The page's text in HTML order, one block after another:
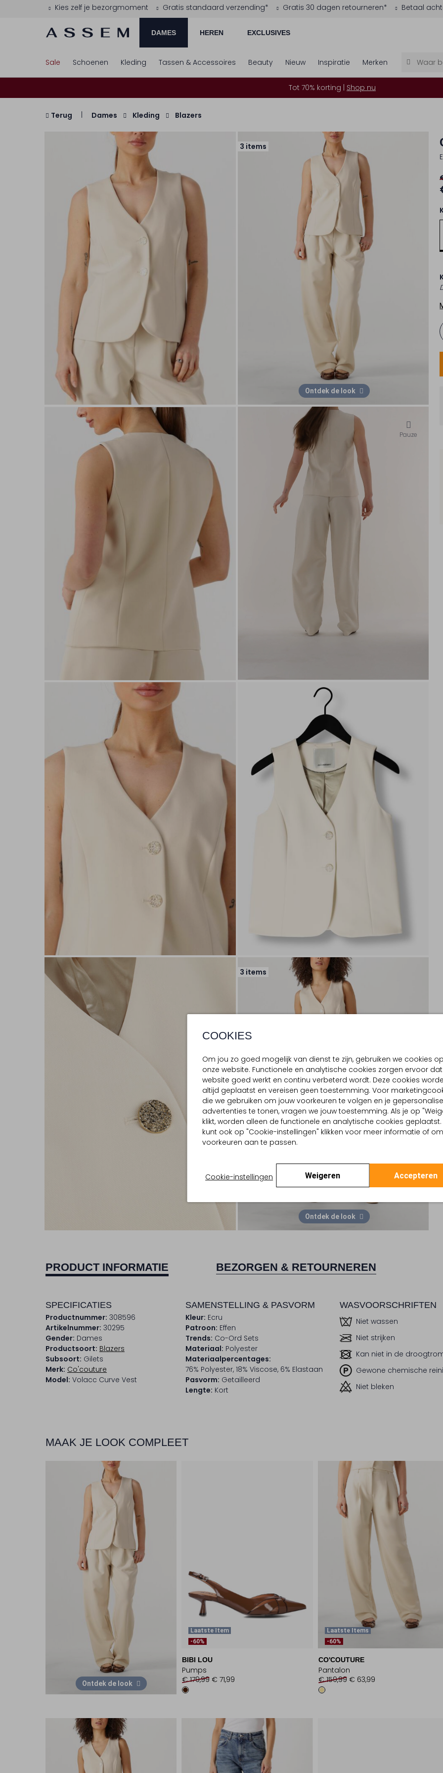
Kies zelf je bezorgmoment Gratis standaard verzending* Gratis 30 dagen retourneren* Betaal
DAMES HEREN EXCLUSIVES
COOKIES
Om jou zo goed mogelijk van dienst te zijn, gebruiken we cookies op
onze website. Functionele en analytische cookies zorgen ervoor
website goed werkt en continu verbeterd wordt. Deze cookies
altijd geplaatst en vereisen geen toestemming. Voor
die we gebruiken om jouw voorkeuren te volgen en je
advertenties te tonen, vragen we jouw toestemming. Als je op
klikt, worden alleen de functionele en analytische cookies geplaatst.
kunt ook op "Cookie-instellingen" klikken voor meer informatie of
voorkeuren aan te passen.
Cookie-instellingen Weigeren Accepteren
Sale Schoenen Kleding Tassen & Accessoires Beauty Nieuw Inspiratie Merken
Tot 70% korting | Shop nu
Terug Dames Kleding Blazers
3 items
Ontdek de look
Pauze
3 items
Ontdek de look
PRODUCT INFORMATIE BEZORGEN & RETOURNEREN
SPECIFICATIES
Productnummer: 308596
Artikelnummer: 30295
Gender: Dames
Productsoort: Blazers
Subsoort: Gilets
Merk: Co'couture
Model: Volacc Curve Vest
SAMENSTELLING & PASVORM
Kleur: Ecru
Patroon: Effen
Trends: Co-Ord Sets
Materiaal: Polyester
Materiaalpercentages:
76% Polyester, 18% Viscose, 6% Elastaan
Pasvorm: Getailleerd
Lengte: Kort
WASVOORSCHRIFTEN
Niet wassen
Niet strijken
Kan niet in de
Gewone chemische
Niet bleken
MAAK JE LOOK COMPLEET
Ontdek de look
Laatste Item
-60%
BIBI LOU
Pumps
€ 179,99 € 71,99
Laatste Items
-60%
CO'COUTURE
Pantalon
€ 159,99 € 63,99